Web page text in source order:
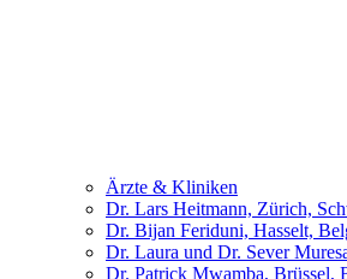
Ärzte & Kliniken
Dr. Lars Heitmann, Zürich,
Dr. Bijan Feriduni, Hasselt,
Dr. Laura und Dr. Sever
Dr. Patrick Mwamba, Brüssel,